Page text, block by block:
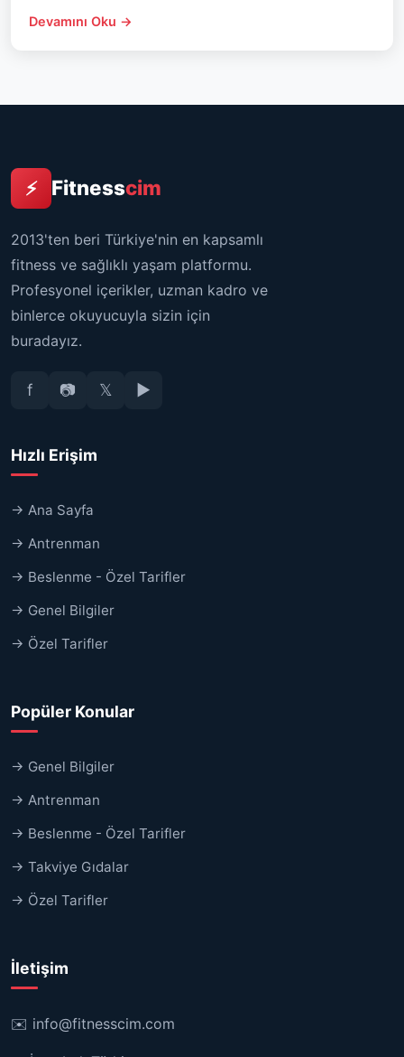
Devamını Oku →
⚡ Fitnesscim
2013'ten beri Türkiye'nin en kapsamlı
fitness ve sağlıklı yaşam platformu.
Profesyonel içerikler, uzman kadro ve
binlerce okuyucuyla sizin için
buradayız.
f 📷 𝕏 ▶
Hızlı Erişim
→ Ana Sayfa
→ Antrenman
→ Beslenme - Özel Tarifler
→ Genel Bilgiler
→ Özel Tarifler
Popüler Konular
→ Genel Bilgiler
→ Antrenman
→ Beslenme - Özel Tarifler
→ Takviye Gıdalar
→ Özel Tarifler
İletişim
✉️ info@fitnesscim.com